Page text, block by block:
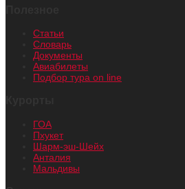
Статьи
Словарь
Документы
Авиабилеты
Подбор тура on line
ГОА
Пхукет
Шарм-эш-Шейх
Анталия
Мальдивы